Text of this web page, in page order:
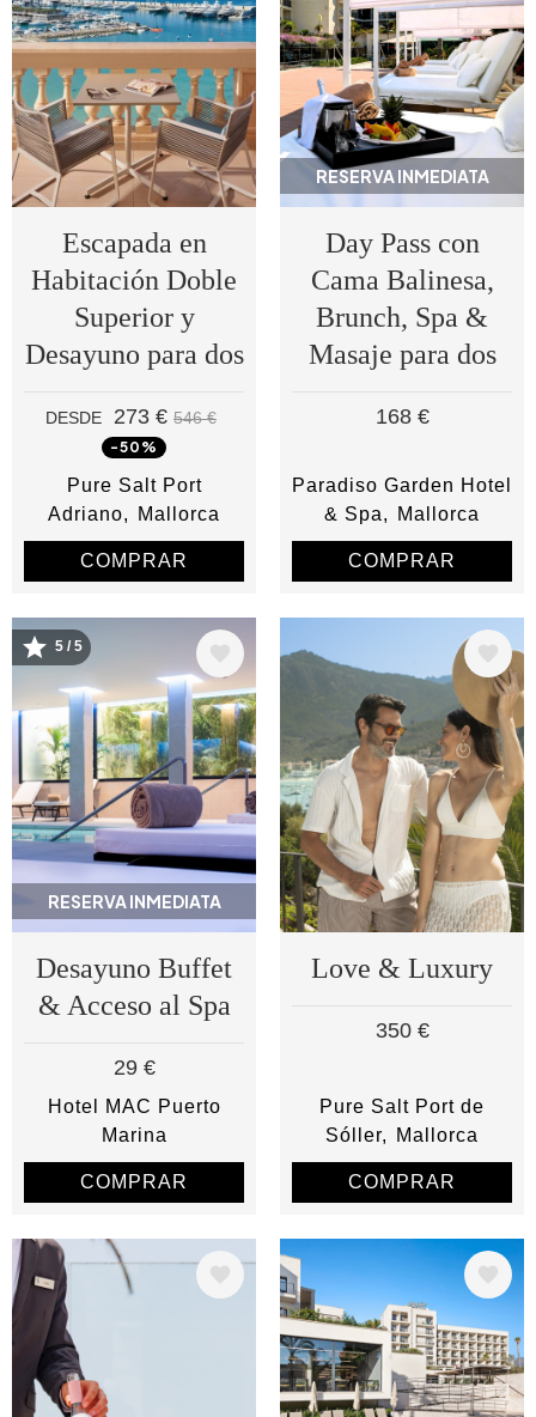
Escapada en
Habitación Doble
Superior y
Desayuno para dos
DESDE 273 € 546 €
-50%
Pure Salt Port
Adriano
Mallorca
COMPRAR
RESERVA INMEDIATA
Day Pass con
Cama Balinesa,
Brunch, Spa &
Masaje para dos
168 €
Paradiso Garden Hotel
& Spa
Mallorca
COMPRAR
RESERVA INMEDIATA
Image
5 / 5
Desayuno Buffet
& Acceso al Spa
29 €
Hotel MAC Puerto
Marina
COMPRAR
Image
Love & Luxury
350 €
Pure Salt Port de
Sóller
Mallorca
COMPRAR
Image Image